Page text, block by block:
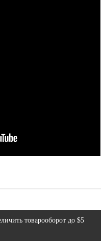
товарооборот до $5